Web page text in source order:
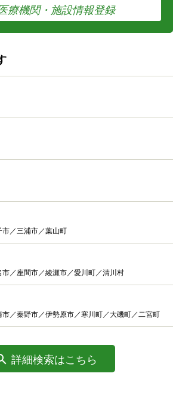
療機関・施設情報登録
／三浦市／葉山町
／座間市／綾瀬市／愛川町／清川村
／秦野市／伊勢原市／寒川町／大磯町／二宮町
詳細検索はこちら